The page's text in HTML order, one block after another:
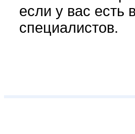
если у вас есть
специалистов.